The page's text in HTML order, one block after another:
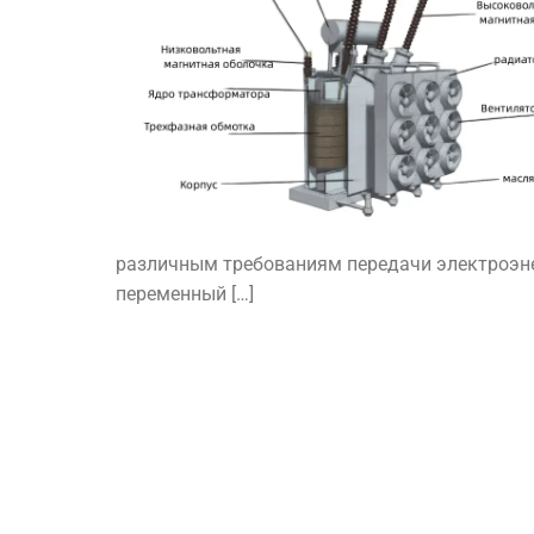
различным требованиям передачи
переменный […]